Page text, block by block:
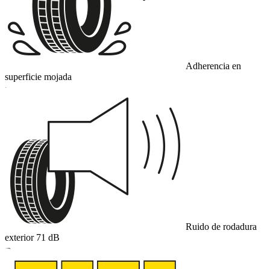
Adherencia en
superficie mojada
C
Ruido de rodadura
exterior 71 dB
B